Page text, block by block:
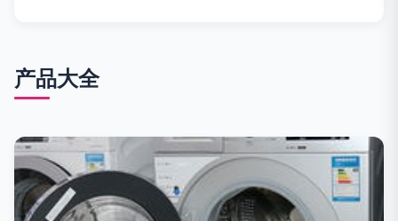
产品大全